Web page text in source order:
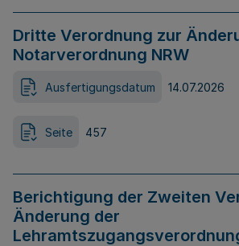
Dritte Verordnung zur
Notarverordnung NRW
Ausfertigungsdatum 14.07.2026
Seite 457
Berichtigung der Zweiten
Änderung der